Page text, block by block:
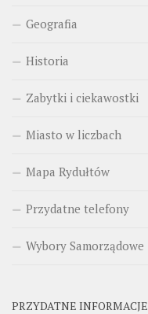
Geografia
Historia
Zabytki i ciekawostki
Miasto w liczbach
Mapa Rydułtów
Przydatne telefony
Wybory Samorządowe
PRZYDATNE INFORMACJE